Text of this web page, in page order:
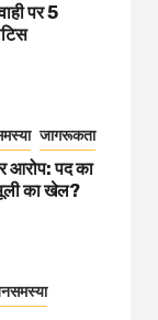
पर 5
जागरूकता
आरोप: पद का
का खेल?